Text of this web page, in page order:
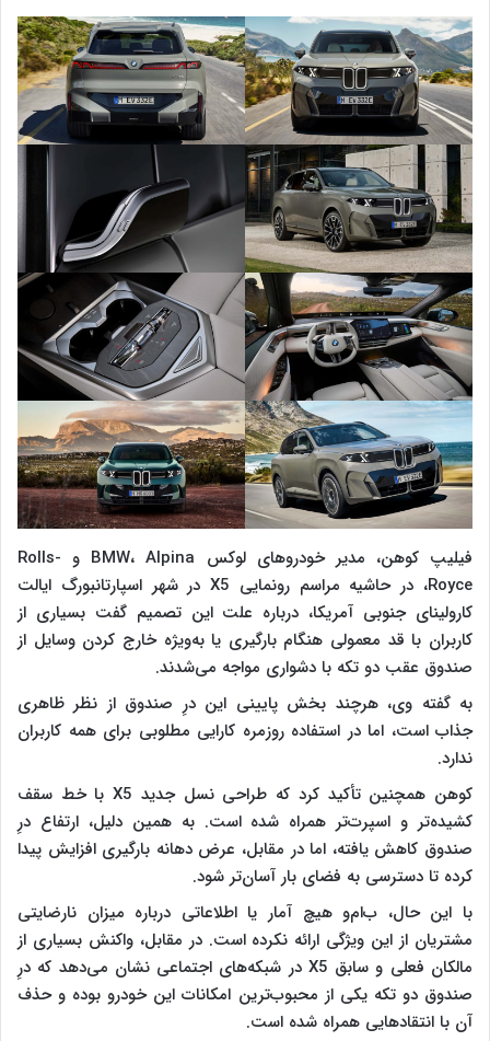
فیلیپ کوهن، مدیر خودروهای لوکس BMW، Alpina و Rolls-
Royce، در حاشیه مراسم رونمایی X5 در شهر اسپارتانبورگ ایالت
کارولینای جنوبی آمریکا، درباره علت این تصمیم گفت بسیاری از
کاربران با قد معمولی هنگام بارگیری یا به‌ویژه خارج کردن وسایل از
صندوق عقب دو تکه با دشواری مواجه می‌شدند.
به گفته وی، هرچند بخش پایینی این درِ صندوق از نظر ظاهری
جذاب است، اما در استفاده روزمره کارایی مطلوبی برای همه کاربران
ندارد.
کوهن همچنین تأکید کرد که طراحی نسل جدید X5 با خط سقف
کشیده‌تر و اسپرت‌تر همراه شده است. به همین دلیل، ارتفاع درِ
صندوق کاهش یافته، اما در مقابل، عرض دهانه بارگیری افزایش پیدا
کرده تا دسترسی به فضای بار آسان‌تر شود.
با این حال، ب‌ام‌و هیچ آمار یا اطلاعاتی درباره میزان نارضایتی
مشتریان از این ویژگی ارائه نکرده است. در مقابل، واکنش بسیاری از
مالکان فعلی و سابق X5 در شبکه‌های اجتماعی نشان می‌دهد که درِ
صندوق دو تکه یکی از محبوب‌ترین امکانات این خودرو بوده و حذف
آن با انتقادهایی همراه شده است.